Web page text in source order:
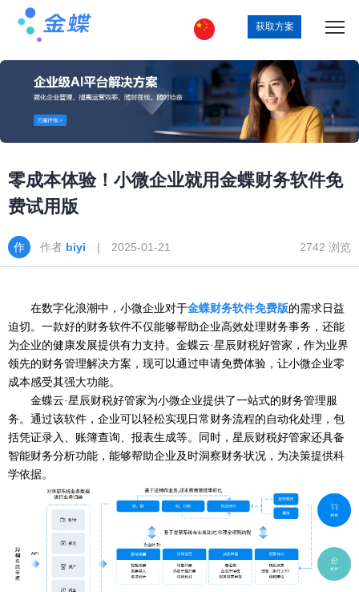
获取方案
零成本体验！小微企业就用金蝶财务软件免
费试用版
作者 biyi | 2025-01-21 2742 浏览
在数字化浪潮中，小微企业对于金蝶财务软件免费版的需求日益
迫切。一款好的财务软件不仅能够帮助企业高效处理财务事务，还能
为企业的健康发展提供有力支持。金蝶云·星辰财税好管家，作为业界
领先的财务管理解决方案，现可以通过申请免费体验 ，让小微企业零
成本感受其强大功能。
金蝶云·星辰财税好管家为小微企业提供了一站式的财务管理服
务。通过该软件，企业可以轻松实现日常财务流程的自动化处理，包
括凭证录入、账簿查询、报表生成等。同时，星辰财税好管家还具备
智能财务分析功能，能够帮助企业及时洞察财务状况，为决策提供科
学依据。